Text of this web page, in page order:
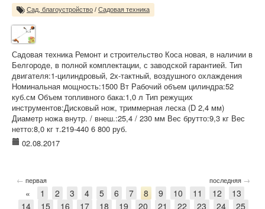
Сад, благоустройство / Садовая техника
Садовая техника Ремонт и строительство Коса новая, в наличии в
Белгороде, в полной комплектации, с заводской гарантией. Тип
двигателя:1-цилиндровый, 2х-тактный, воздушного охлаждения
Номинальная мощность:1500 Вт Рабочий объем цилиндра:52
куб.см Объем топливного бака:1,0 л Тип режущих
инструментов:Дисковый нож, триммерная леска (D 2,4 мм)
Диаметр ножа внутр. / внеш.:25,4 / 230 мм Вес брутто:9,3 кг Вес
нетто:8,0 кг т.219-440 6 800 руб.
02.08.2017
← первая последняя →
« 1 2 3 4 5 6 7 8 9 10 11 12
13
14
15 16 17 18 19 20 21 22 23 24
25